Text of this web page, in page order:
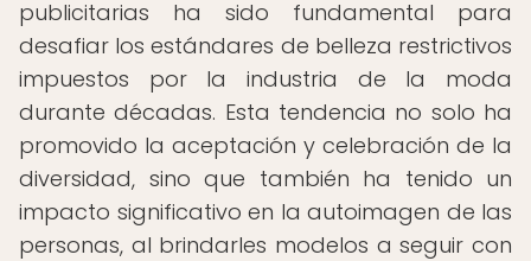
publicitarias ha sido fundamental para
desafiar los estándares de belleza restrictivos
impuestos por la industria de la moda
durante décadas. Esta tendencia no solo ha
promovido la aceptación y celebración de la
diversidad, sino que también ha tenido un
impacto significativo en la autoimagen de las
personas, al brindarles modelos a seguir con